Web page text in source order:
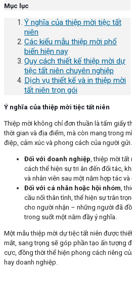
Mục lục
Ý nghĩa của thiệp mời tiệc tất
niên
Các kiểu mẫu thiệp mời phổ
biến hiện nay
Quy cách thiết kế thiệp mời dự
tiệc tất niên chuyên nghiệp
Dịch vụ thiết kế và in thiệp mời
tất niên trọn gói
Ý nghĩa của thiệp mời tiệc tất niên
Thiệp mời không chỉ đơn thuần là tấm giấy
thời gian và địa điểm, mà còn mang trong
điệp, cảm xúc và phong cách của người gửi.
Đối với doanh nghiệp, thiệp mời tất
cách thể hiện sự tri ân đến đối tác,
và nhân viên sau một năm hợp tác và
Đối với cá nhân hoặc hội nhóm,
cầu nối thân tình, thể hiện sự trân
cho người nhận – những người đã
trong suốt một năm đầy ý nghĩa.
Một mẫu thiệp mời dự tiệc tất niên được
mắt, sang trọng sẽ góp phần tạo ấn tượng
cực, đồng thời thể hiện phong cách riêng
hay doanh nghiệp.